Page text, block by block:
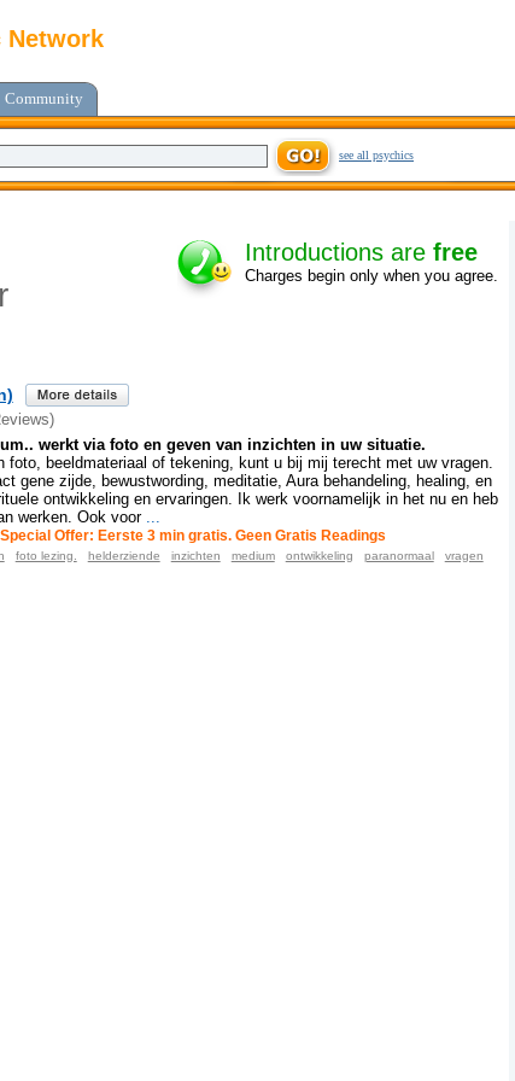
Network
Community
see all psychics
Introductions are free
Charges begin only when you agree.
werkt via foto en geven van inzichten in uw situatie.
foto, beeldmateriaal of tekening, kunt u bij mij terecht met uw vragen.
gene zijde, bewustwording, meditatie, Aura behandeling, healing, en
ontwikkeling en ervaringen. Ik werk voornamelijk in het nu en heb
werken. Ook voor...
Special Offer: Eerste 3 min gratis. Geen Gratis Readings
foto lezing. helderziende inzichten medium ontwikkeling paranormaal vragen